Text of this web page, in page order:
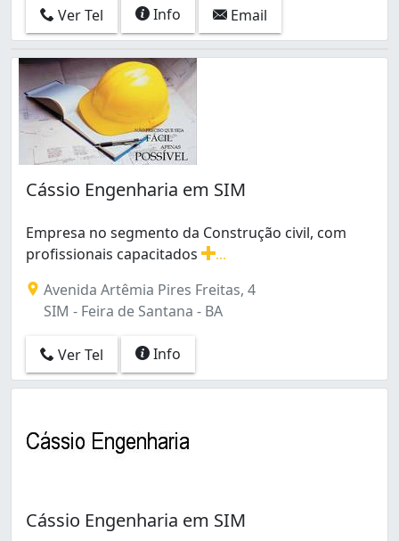
Ver Tel Info Email
Cássio Engenharia em SIM
Empresa no segmento da Construção civil, com
profissionais capacitados
Avenida Artêmia Pires Freitas, 4
SIM - Feira de Santana - BA
Ver Tel Info
Cássio Engenharia em SIM